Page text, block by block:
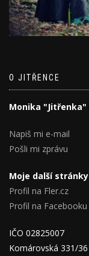
O JITŘENCE
Monika "Jitřenka"
Napiš mi e-mail
Pošli mi zprávu
Moje další stránky
Profil na Fler.cz
Profil na Facebooku
IČO 02825007
Komárovská 331/36